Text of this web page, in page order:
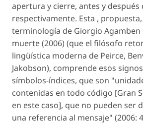
apertura y cierre, antes y después
respectivamente. Esta ,
terminología de Giorgio Agamben
muerte (2006) (que el filósofo
lingüística moderna de Peirce,
Jakobson), comprende esos
símbolos-índices, que son
contenidas en todo código [Gran
en este caso], que no pueden ser
una referencia al mensaje" (2006: